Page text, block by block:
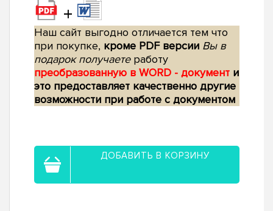
+
Наш сайт выгодно отличается тем что
при покупке, кроме PDF версии Вы в
подарок получаетеработу
преобразованную в WORD - документ и
это предоставляет качественно другие
возможности при работе с документом
ДОБАВИТЬ В КОРЗИНУ